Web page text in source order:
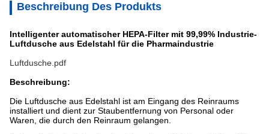
Beschreibung Des Produkts
Intelligenter automatischer HEPA-Filter mit 99,99% Industrie-
Luftdusche aus Edelstahl für die Pharmaindustrie
Luftdusche.pdf
Beschreibung:
Die Luftdusche aus Edelstahl ist am Eingang des Reinraums
installiert und dient zur Staubentfernung von Personal oder
Waren, die durch den Reinraum gelangen.